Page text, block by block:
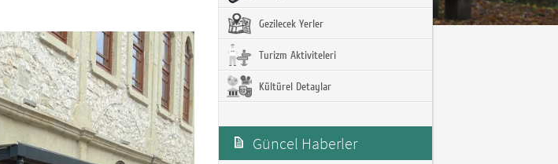
Gezilecek Yerler
Turizm Aktiviteleri
Kültürel Detaylar
Güncel Haberler